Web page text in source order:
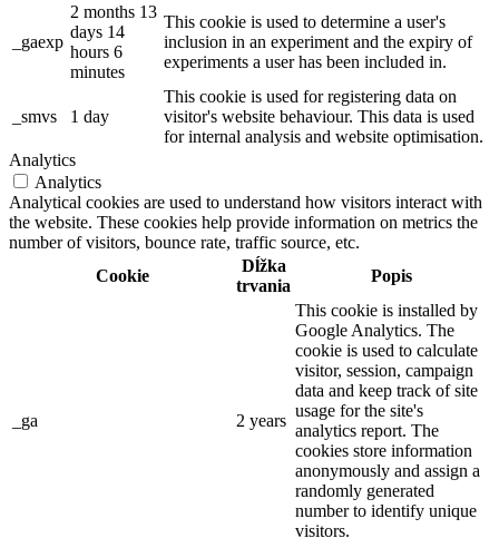
_gaexp
2 months 13
days 14
hours 6
minutes
This cookie is used to determine a user's
inclusion in an experiment and the expiry of
experiments a user has been included in.
_smvs 1 day
This cookie is used for registering data on
visitor's website behaviour. This data is used
for internal analysis and website optimisation.
Analytics
Analytics
Analytical cookies are used to understand how visitors interact with
the website. These cookies help provide information on metrics the
number of visitors, bounce rate, traffic source, etc.
Cookie
Dĺžka
trvania
Popis
_ga 2 years
This cookie is installed by
Google Analytics. The
cookie is used to calculate
visitor, session, campaign
data and keep track of site
usage for the site's
analytics report. The
cookies store information
anonymously and assign a
randomly generated
number to identify unique
visitors.